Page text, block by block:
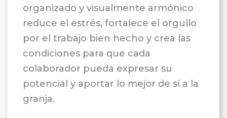
organizado y visualmente armónico
reduce el estrés, fortalece el orgullo
por el trabajo bien hecho y crea las
condiciones para que cada
colaborador pueda expresar su
potencial y aportar lo mejor de sí a la
granja.